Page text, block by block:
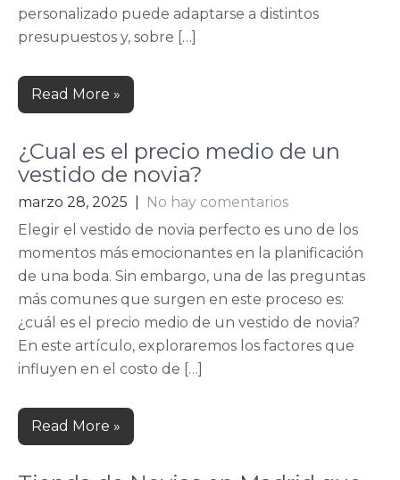
personalizado puede adaptarse a distintos
presupuestos y, sobre […]
Read More »
¿Cual es el precio medio de un
vestido de novia?
marzo 28, 2025
No hay comentarios
Elegir el vestido de novia perfecto es uno de los
momentos más emocionantes en la planificación
de una boda. Sin embargo, una de las preguntas
más comunes que surgen en este proceso es:
¿cuál es el precio medio de un vestido de novia?
En este artículo, exploraremos los factores que
influyen en el costo de […]
Read More »